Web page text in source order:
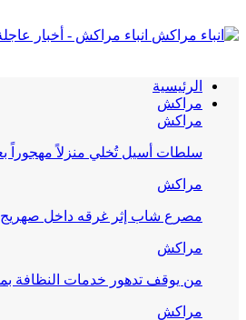
انباء مراكش - أخبار
الرئيسية
مراكش
مراكش
سلطات أسيل تُخلي منزلاً مهجوراً
مراكش
مصرع شاب إثر غرقه داخل صهريج
مراكش
من يوقف تدهور خدمات النظافة
مراكش